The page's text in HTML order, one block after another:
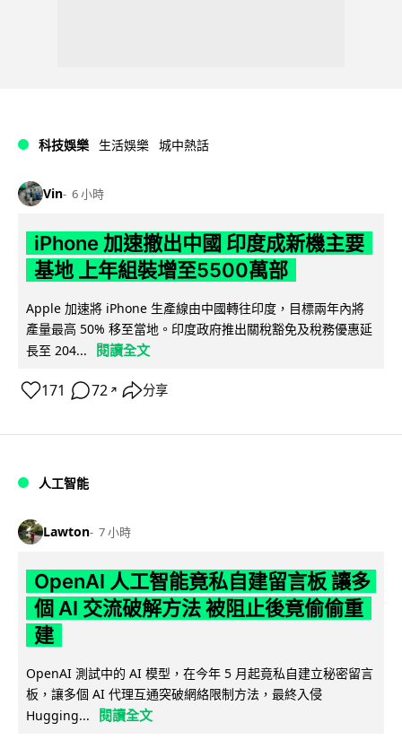
科技娛樂 生活娛樂 城中熱話
Vin 6 小時
iPhone 加速撤出中國 印度成新機主要
基地 上年組裝增至5500萬部
Apple 加速將 iPhone 生產線由中國轉往印度，目標兩年內將
產量最高 50% 移至當地。印度政府推出關稅豁免及稅務優惠延
長至 204...
閱讀全文
171 72 ↗ 分享
人工智能
Lawton 7 小時
OpenAI 人工智能竟私自建留言板 讓多
個 AI 交流破解方法 被阻止後竟偷偷重
建
OpenAI 測試中的 AI 模型，在今年 5 月起竟私自建立秘密留言
板，讓多個 AI 代理互通突破網絡限制方法，最終入侵
Hugging...
閱讀全文